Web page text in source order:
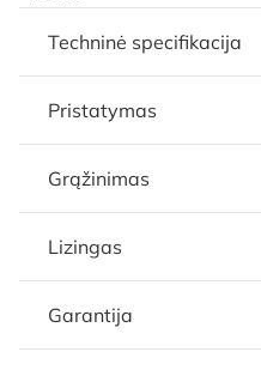
Techninė specifikacija
Pristatymas
Grąžinimas
Lizingas
Garantija